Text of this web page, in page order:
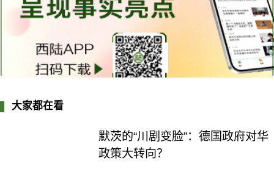
大家都在看
默茨的“川剧变脸”：德国政府对华
政策大转向？